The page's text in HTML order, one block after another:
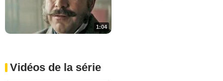
1:04
Vidéos de la série